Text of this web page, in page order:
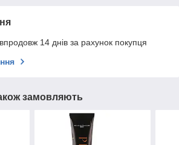
14 днів за рахунок покупця
замовляють